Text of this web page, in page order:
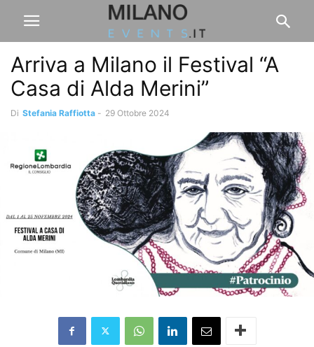
Arriva a Milano il Festival “A
Casa di Alda Merini”
Di Stefania Raffiotta - 29 Ottobre 2024